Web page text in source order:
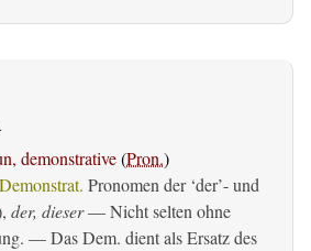
demonstrative(Pron.)
Demonstrat. Pronomen der ‘der’- und
der, dieser— Nicht selten ohne
— Das Dem. dient als Ersatz des